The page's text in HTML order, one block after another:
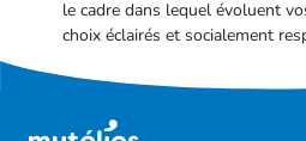
le cadre dans lequel évoluent
choix éclairés et socialement